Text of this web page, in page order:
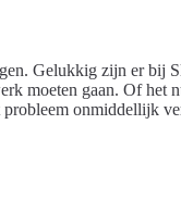
Gelukkig zijn er bij
moeten gaan. Of het
onmiddellijk